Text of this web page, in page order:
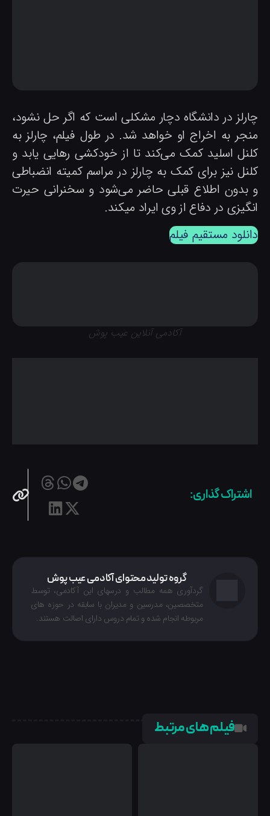
در دانشگاه دچار مشکلی است که اگر حل نشود،
به اخراج او خواهد شد. در طول فیلم، چارلز به
اسلید کمک می‌کند تا از خودکشی رهایی یابد و
نیز برای کمک به چارلز در مراسم کمیته انضباطی
بدون اطلاع قبلی حاضر می‌شود و سخنرانی حیرت
در دفاع از وی ایراد میکند.
مستقیم فیلم
آکادمی آنلاین عیب پوش
اشتراک گذاری:
گروه تولید محتوای آکادمی عیب پوش
گردآوری همه مطالب و درسهای این آکادمی، توسط
متخصصین، مدرسین و مدیران با سابقه در حوزه های
مربوطه انجام شده‌ و تمام دروس دارای اصالت هستند.
فیلم های مرتبط